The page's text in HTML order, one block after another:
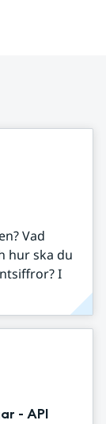
Vad
hur ska du
I
- API